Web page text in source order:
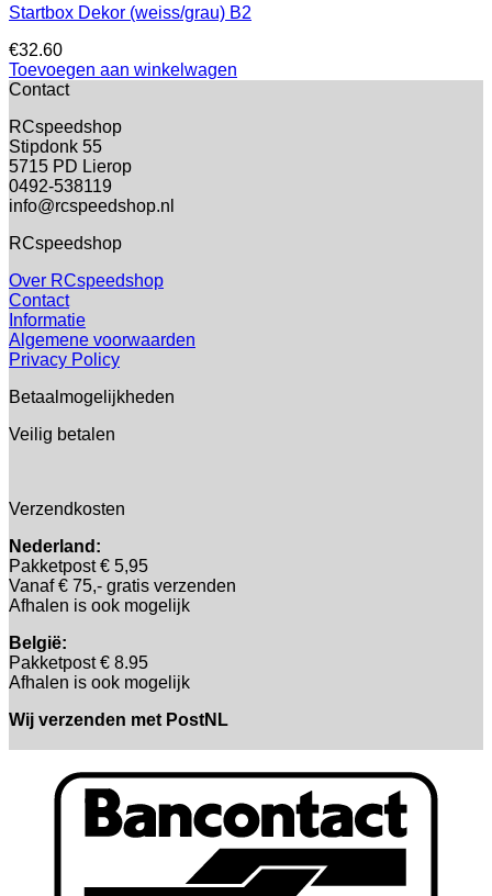
Startbox Dekor (weiss/grau) B2
€32.60
Toevoegen aan winkelwagen
Contact
RCspeedshop
Stipdonk 55
5715 PD Lierop
0492-538119
info@rcspeedshop.nl
RCspeedshop
Over RCspeedshop
Contact
Informatie
Algemene voorwaarden
Privacy Policy
Betaalmogelijkheden
Veilig betalen
Verzendkosten
Nederland:
Pakketpost € 5,95
Vanaf € 75,- gratis verzenden
Afhalen is ook mogelijk
België:
Pakketpost € 8.95
Afhalen is ook mogelijk
Wij verzenden met PostNL